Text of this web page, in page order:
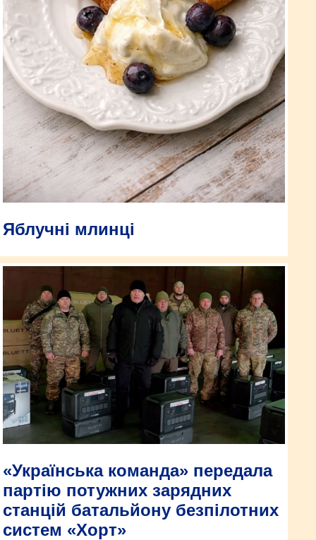
Яблучні млинці
«Українська команда» передала
партію потужних зарядних
станцій батальйону безпілотних
систем «Хорт»